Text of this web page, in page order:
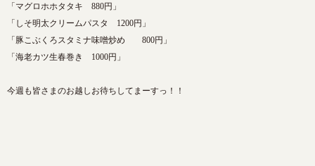
「マグロホホタタキ 880円」
「しそ明太クリームパスタ 1200円」
「豚こぶくろスタミナ味噌炒め 800円」
「海老カツ生春巻き 1000円」
今週も皆さまのお越しお待ちしてまーすっ！！